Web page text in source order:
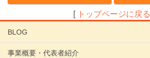
[ トップページに戻る
BLOG
事業概要・代表者紹介